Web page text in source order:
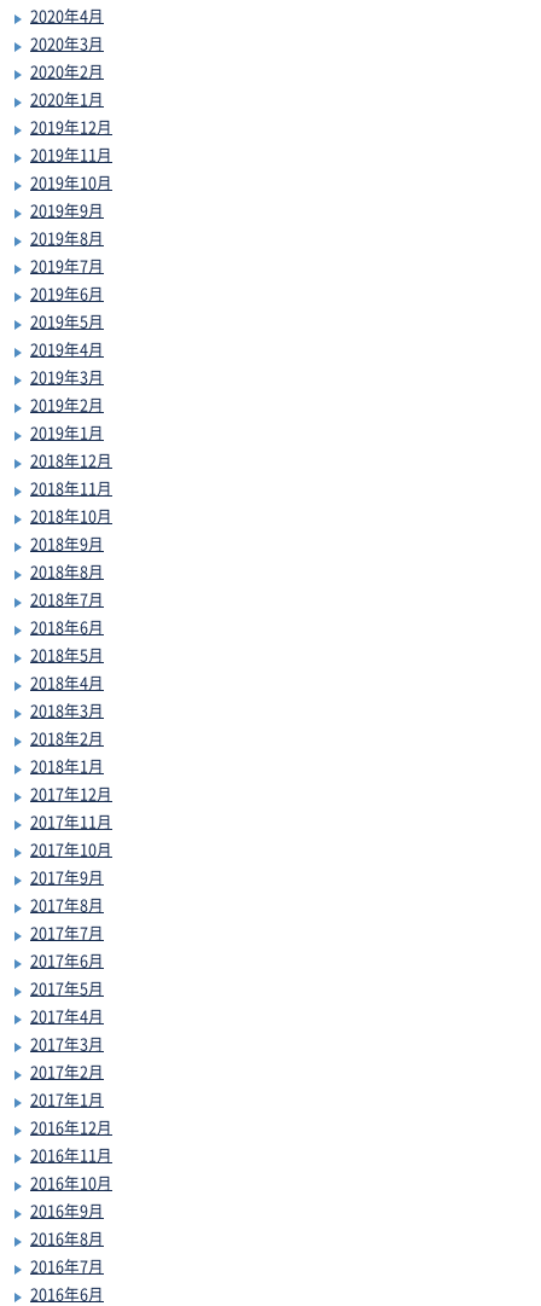
2020年4月
2020年3月
2020年2月
2020年1月
2019年12月
2019年11月
2019年10月
2019年9月
2019年8月
2019年7月
2019年6月
2019年5月
2019年4月
2019年3月
2019年2月
2019年1月
2018年12月
2018年11月
2018年10月
2018年9月
2018年8月
2018年7月
2018年6月
2018年5月
2018年4月
2018年3月
2018年2月
2018年1月
2017年12月
2017年11月
2017年10月
2017年9月
2017年8月
2017年7月
2017年6月
2017年5月
2017年4月
2017年3月
2017年2月
2017年1月
2016年12月
2016年11月
2016年10月
2016年9月
2016年8月
2016年7月
2016年6月